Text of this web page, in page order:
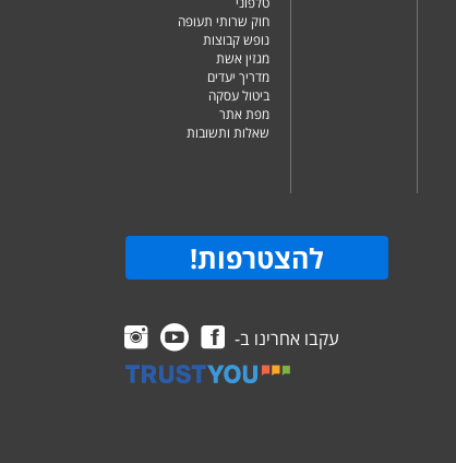
חוק שרותי תעופה
נופש קבוצות
מגזין אשת
מדריך יעדים
ביטול עסקה
מפת אתר
שאלות ותשובות
להצטרפות!
עקבו אחרינו ב-